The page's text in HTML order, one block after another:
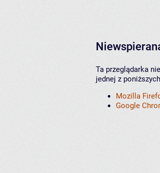
Ta przeglądarka
jednej z
Mozilla
Google